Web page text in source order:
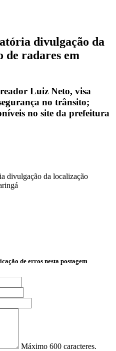
divulgação da
de radares em
Luiz Neto, visa
no trânsito;
no site da prefeitura
de erros nesta postagem
Máximo 600 caracteres.